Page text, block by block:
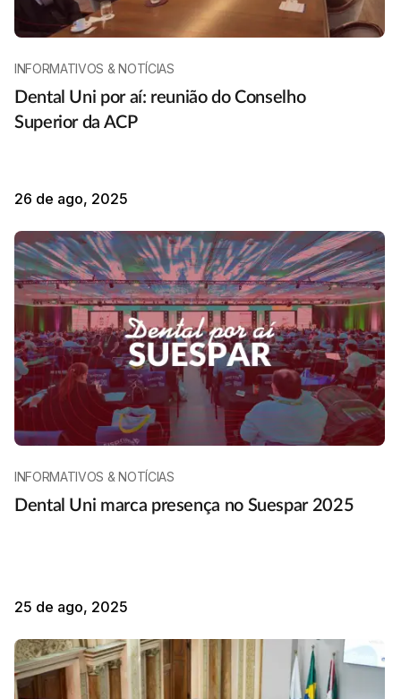
INFORMATIVOS & NOTÍCIAS
Dental Uni por aí: reunião do Conselho
Superior da ACP
26 de ago, 2025
INFORMATIVOS & NOTÍCIAS
Dental Uni marca presença no Suespar 2025
25 de ago, 2025